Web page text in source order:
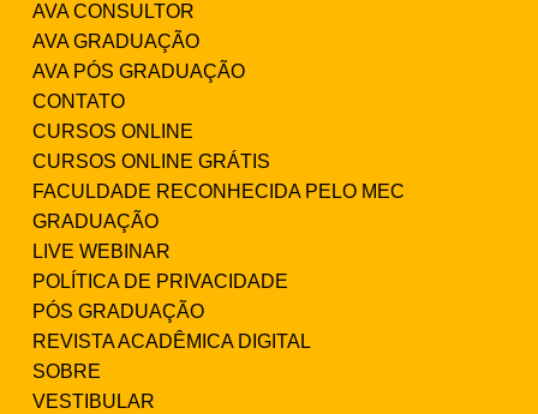
AVA CONSULTOR
AVA GRADUAÇÃO
AVA PÓS GRADUAÇÃO
CONTATO
CURSOS ONLINE
CURSOS ONLINE GRÁTIS
FACULDADE RECONHECIDA PELO MEC
GRADUAÇÃO
LIVE WEBINAR
POLÍTICA DE PRIVACIDADE
PÓS GRADUAÇÃO
REVISTA ACADÊMICA DIGITAL
SOBRE
VESTIBULAR